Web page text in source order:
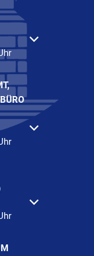
Schließzeiten
Schließzeiten
Schließzeiten